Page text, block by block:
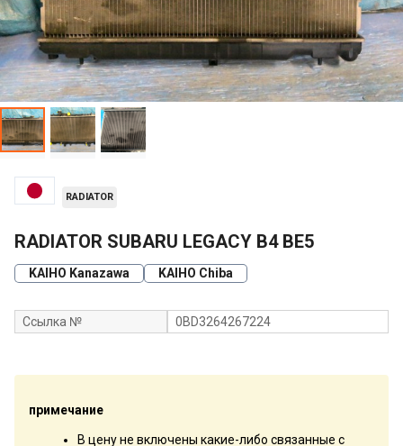
RADIATOR
RADIATOR SUBARU LEGACY B4 BE5
KAIHO Kanazawa KAIHO Chiba
Ссылка № 0BD3264267224
примечание
В цену не включены какие-либо связанные с